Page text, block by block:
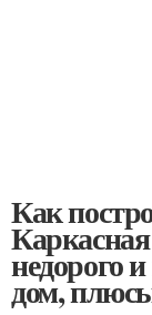
Как
Каркасная
недорого
дом,